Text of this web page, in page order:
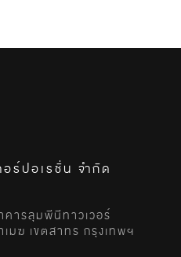
ร์ปอเรชั่น จำกัด
ารลุมพีนีทาวเวอร์
มฆ เขตสาทร กรุงเทพฯ